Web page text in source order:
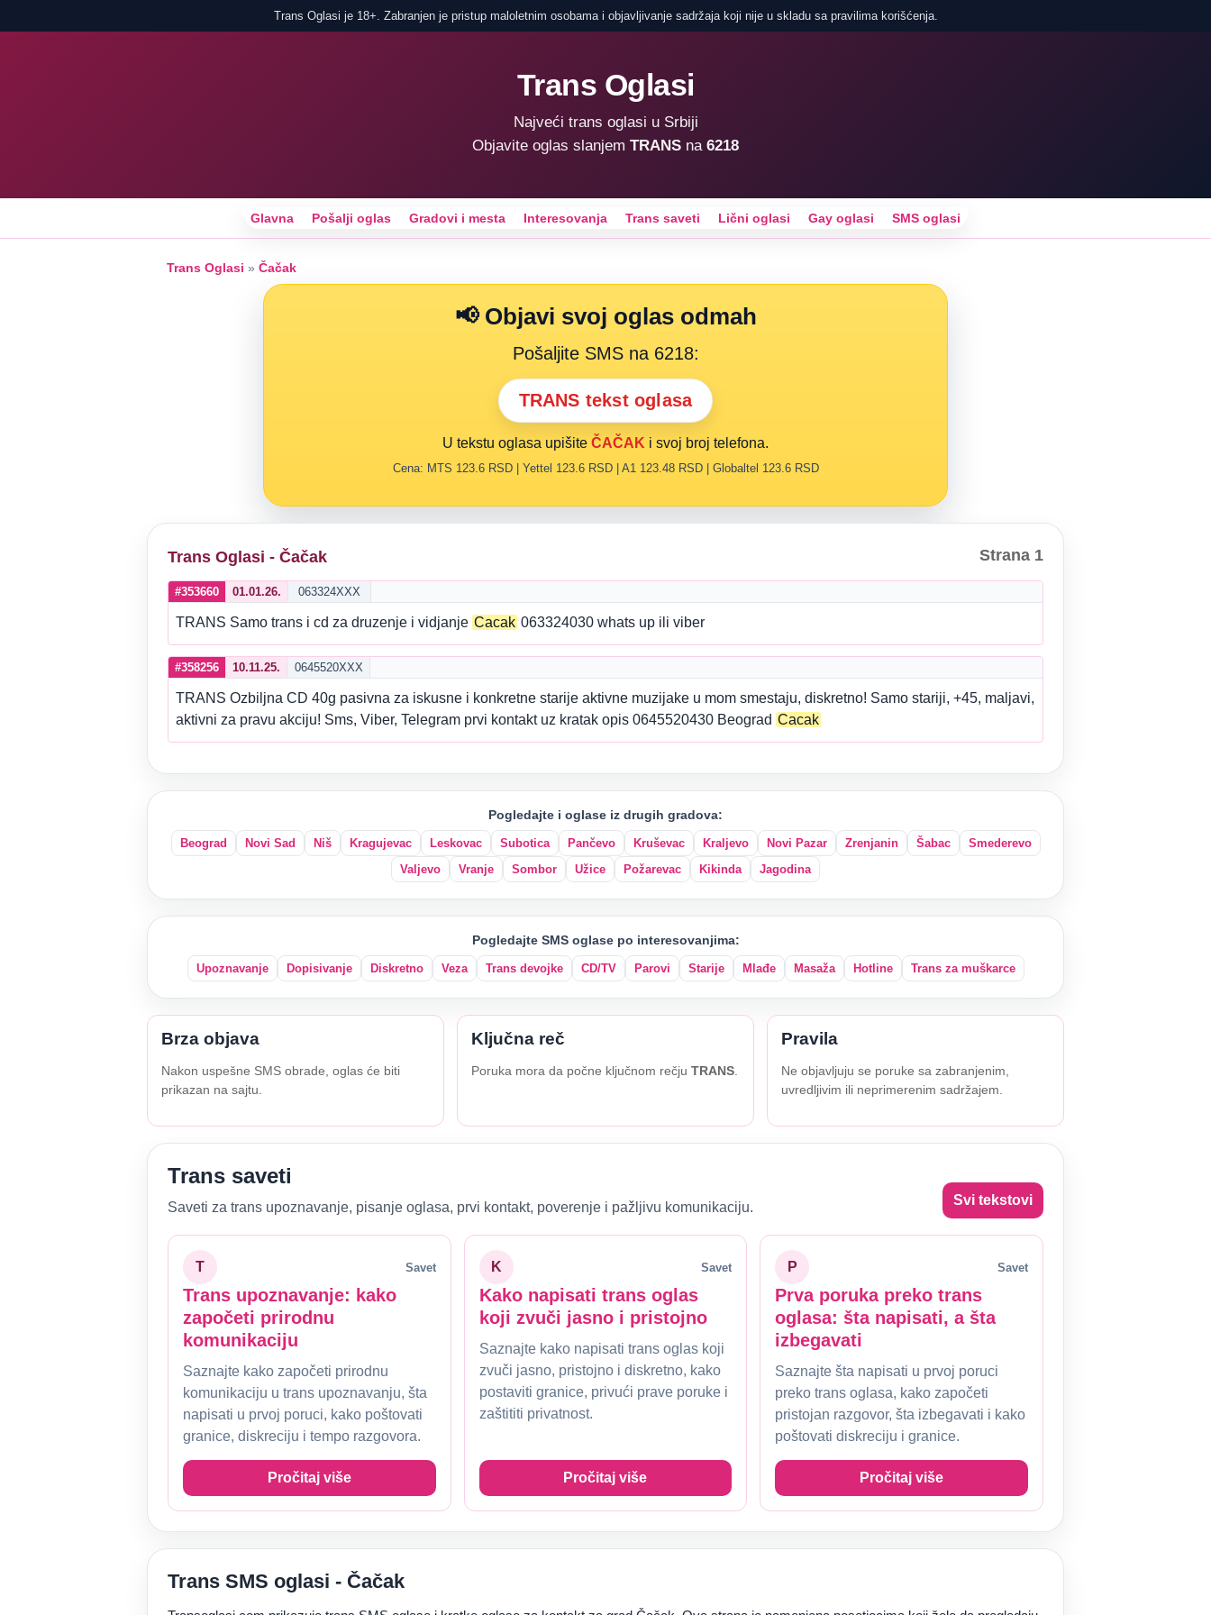
Trans Oglasi je 18+. Zabranjen je pristup maloletnim osobama i objavljivanje sadržaja koji nije u skladu sa pravilima korišćenja.
Trans Oglasi
Najveći trans oglasi u Srbiji
Objavite oglas slanjem TRANS na 6218
Glavna Pošalji oglas Gradovi i mesta Interesovanja Trans saveti Lični oglasi Gay oglasi SMS oglasi
Trans Oglasi » Čačak
📢 Objavi svoj oglas odmah
Pošaljite SMS na 6218:
TRANS tekst oglasa
U tekstu oglasa upišite ČAČAK i svoj broj telefona.
Cena: MTS 123.6 RSD | Yettel 123.6 RSD | A1 123.48 RSD | Globaltel 123.6 RSD
Trans Oglasi - Čačak Strana 1
#353660 01.01.26. 063324XXX
TRANS Samo trans i cd za druzenje i vidjanje Cacak 063324030 whats up ili viber
#358256 10.11.25. 0645520XXX
TRANS Ozbiljna CD 40g pasivna za iskusne i konkretne starije aktivne muzijake u mom smestaju, diskretno! Samo stariji, +45, maljavi,
aktivni za pravu akciju! Sms, Viber, Telegram prvi kontakt uz kratak opis 0645520430 Beograd Cacak
Pogledajte i oglase iz drugih gradova:
Beograd Novi Sad Niš Kragujevac Leskovac Subotica Pančevo Kruševac Kraljevo Novi Pazar Zrenjanin Šabac
Smederevo
Valjevo
Vranje Sombor Užice Požarevac Kikinda Jagodina
Pogledajte SMS oglase po interesovanjima:
Upoznavanje Dopisivanje Diskretno Veza Trans devojke CD/TV Parovi Starije Mlađe Masaža Hotline Trans za muškarce
Brza objava
Nakon uspešne SMS obrade, oglas će biti
prikazan na sajtu.
Ključna reč
Poruka mora da počne ključnom rečju TRANS
Pravila
Ne objavljuju se poruke sa zabranjenim,
uvredljivim ili neprimerenim sadržajem.
Trans saveti
Saveti za trans upoznavanje, pisanje oglasa, prvi kontakt, poverenje i pažljivu komunikaciju. Svi tekstovi
T Savet
Trans upoznavanje: kako
započeti prirodnu
komunikaciju
Saznajte kako započeti prirodnu
komunikaciju u trans upoznavanju, šta
napisati u prvoj poruci, kako poštovati
granice, diskreciju i tempo razgovora.
Pročitaj više
K Savet
Kako napisati trans oglas
koji zvuči jasno i pristojno
Saznajte kako napisati trans oglas koji
zvuči jasno, pristojno i diskretno, kako
postaviti granice, privući prave poruke i
zaštititi privatnost.
Pročitaj više
P Savet
Prva poruka preko trans
oglasa: šta napisati, a šta
izbegavati
Saznajte šta napisati u prvoj poruci
preko trans oglasa, kako započeti
pristojan razgovor, šta izbegavati i kako
poštovati diskreciju i granice.
Pročitaj više
Trans SMS oglasi - Čačak